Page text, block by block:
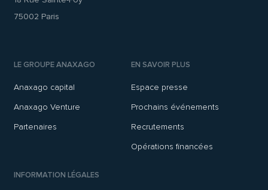
75002 Paris
LE GROUPE ANAXAGO
Anaxago capital
Anaxago Venture
Partenaires
EN SAVOIR PLUS
Espace presse
Prochains événements
Recrutements
Opérations financées
INFORMATION LÉGALES